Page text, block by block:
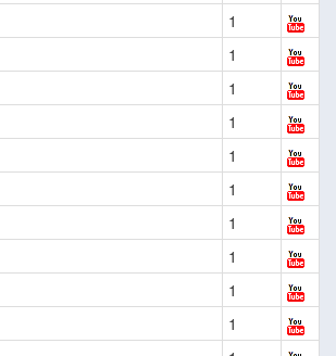
1
1
1
1
1
1
1
1
1
1